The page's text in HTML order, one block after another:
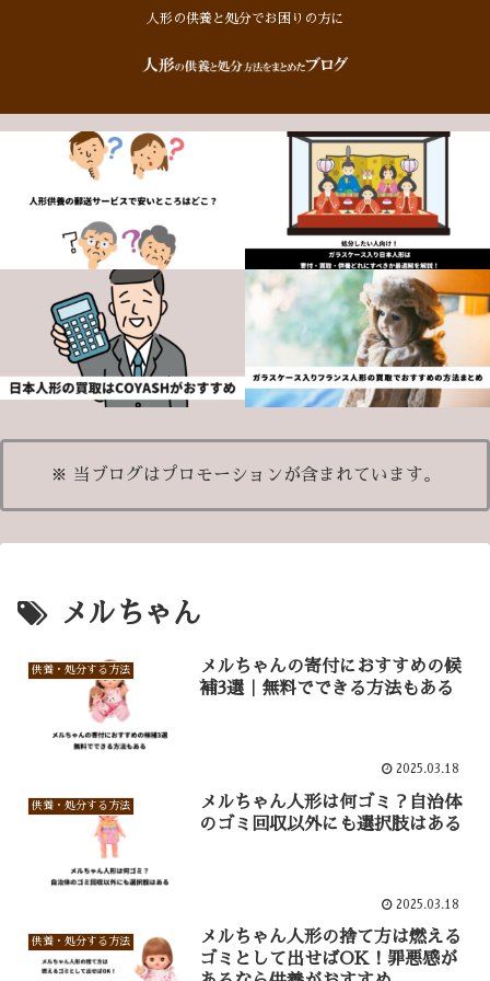
人形の供養と処分でお困りの方に
※ 当ブログはプロモーションが含まれています。
メルちゃん
供養・処分する方法
メルちゃんの寄付におすすめの候
補3選｜無料でできる方法もある
2025.03.18
供養・処分する方法
メルちゃん人形は何ゴミ？自治体
のゴミ回収以外にも選択肢はある
2025.03.18
供養・処分する方法
メルちゃん人形の捨て方は燃える
ゴミとして出せばOK！罪悪感が